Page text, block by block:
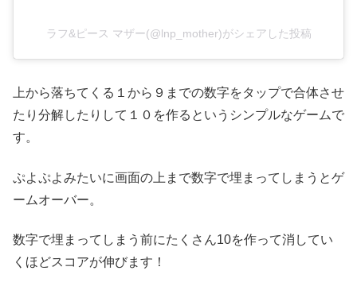
ラフ&ピース マザー(@lnp_mother)がシェアした投稿
上から落ちてくる１から９までの数字をタップで合体させ
たり分解したりして１０を作るというシンプルなゲームで
す。
ぷよぷよみたいに画面の上まで数字で埋まってしまうとゲ
ームオーバー。
数字で埋まってしまう前にたくさん10を作って消してい
くほどスコアが伸びます！